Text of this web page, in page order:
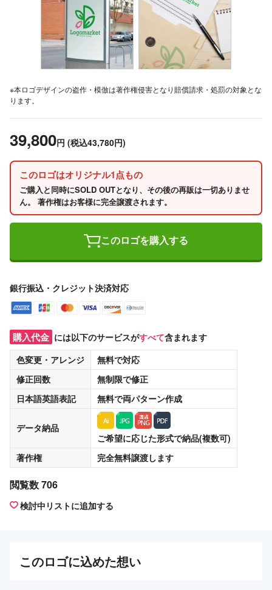
※本ロゴデザインの盗作・模倣は著作権侵害となり賠償請求・処罰の対象とな
ります。
39,800円 (税込43,780円)
このロゴはオリジナル1点もの
ご購入と同時にSOLD OUTとなり、その後の再販は一切ありませ
ん。 著作権はお客様に完全譲渡されます。
このロゴを購入する
銀行振込・クレジット決済対応
購入代金 には以下のサービスがすべて含まれます
色変更・アレンジ
無料で対応
修正回数
無制限で修正
日本語英語表記
無料で両パターン作成
データ納品
ご希望に応じた形式で納品(複数可)
著作権
完全無料譲渡します
閲覧数 706
検討中リストに追加する
このロゴに込めた想い